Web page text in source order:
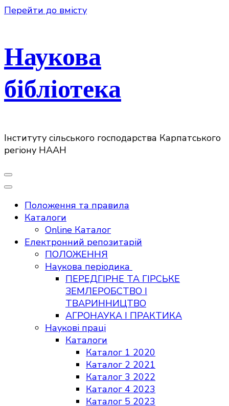
Перейти до вмісту
Наукова
бібліотека
Інституту сільського господарства Карпатського
регіону НААН
Положення та правила
Каталоги
Online Каталог
Електронний репозитарій
ПОЛОЖЕННЯ
Наукова періодика
ПЕРЕДГІРНЕ ТА ГІРСЬКЕ
ЗЕМЛЕРОБСТВО І
ТВАРИННИЦТВО
АГРОНАУКА І ПРАКТИКА
Наукові праці
Каталоги
Каталог 1 2020
Каталог 2 2021
Каталог 3 2022
Каталог 4 2023
Каталог 5 2023